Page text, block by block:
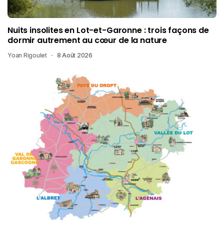
Nuits insolites en Lot-et-Garonne : trois façons de
dormir autrement au cœur de la nature
Yoan Rigoulet 8 Août 2026